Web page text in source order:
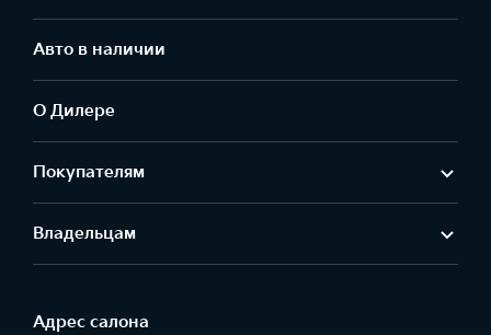
Авто в наличии
О Дилере
Покупателям
Владельцам
Адрес салонa